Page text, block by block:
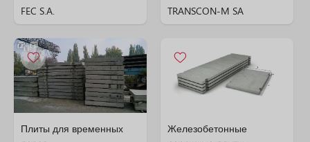
FEC S.A. TRANSCON-M SA
Плиты для временных
Железобетонные